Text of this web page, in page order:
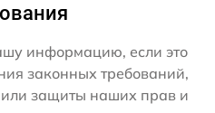
информацию, если это
законных требований,
защиты наших прав и